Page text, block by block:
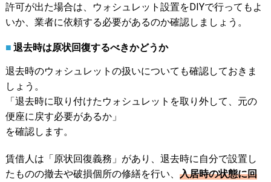
許可が出た場合は、ウォシュレット設置をDIYで行ってもよ
いか、業者に依頼する必要があるのか確認しましょう。
退去時は原状回復するべきかどうか
退去時のウォシュレットの扱いについても確認しておきま
しょう。
「退去時に取り付けたウォシュレットを取り外して、元の
便座に戻す必要があるか」
を確認します。
賃借人は「原状回復義務」があり、退去時に自分で設置し
たものの撤去や破損個所の修繕を行い、 入居時の状態に回